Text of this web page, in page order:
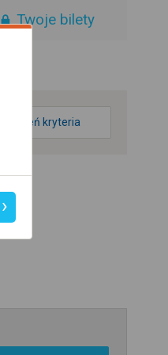
Twoje bilety
zmień kryteria